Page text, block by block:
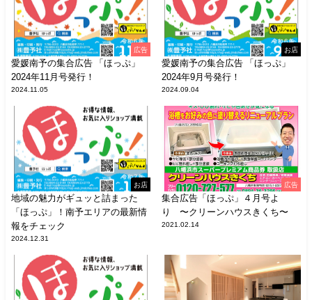
広告
愛媛南予の集合広告 「ほっぷ」
2024年11月号発行！
2024.11.05
お店
愛媛南予の集合広告 「ほっぷ」
2024年9月号発行！
2024.09.04
お店
地域の魅力がギュッと詰まった
「ほっぷ」！南予エリアの最新情
報をチェック
2024.12.31
広告
集合広告「ほっぷ」４月号よ
り 〜クリーンハウスきくち〜
2021.02.14